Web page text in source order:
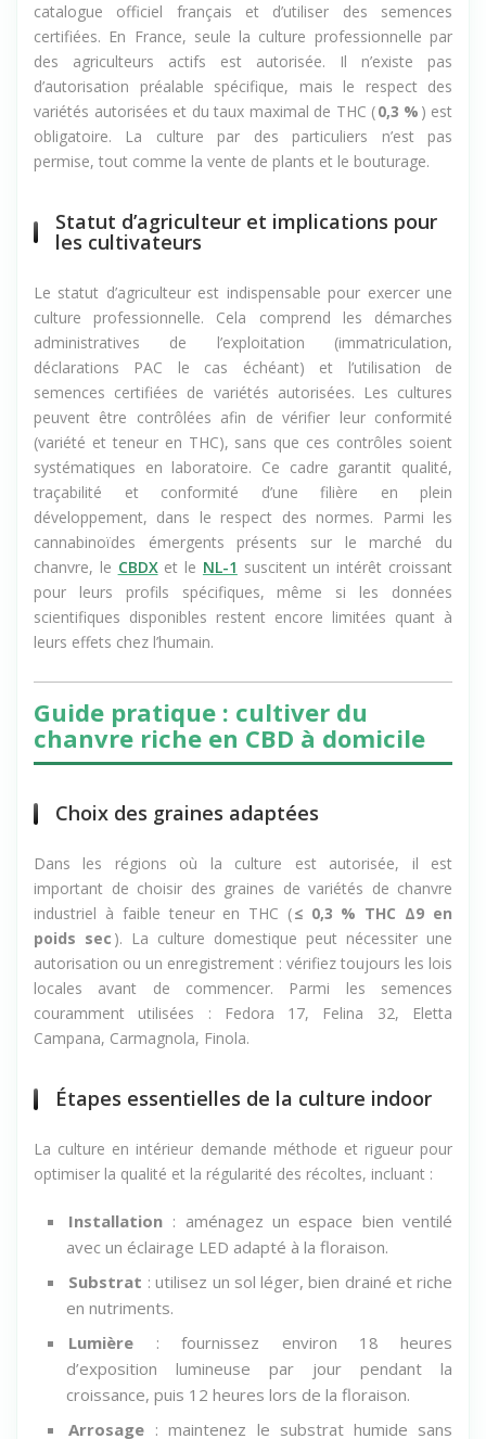
catalogue officiel français et d’utiliser des semences
certifiées. En France, seule la culture professionnelle par
des agriculteurs actifs est autorisée. Il n’existe pas
d’autorisation préalable spécifique, mais le respect des
variétés autorisées et du taux maximal de THC (0,3 % ) est
obligatoire. La culture par des particuliers n’est pas
permise, tout comme la vente de plants et le bouturage.
Statut d’agriculteur et implications pour
les cultivateurs
Le statut d’agriculteur est indispensable pour exercer une
culture professionnelle. Cela comprend les démarches
administratives de l’exploitation (immatriculation,
déclarations PAC le cas échéant) et l’utilisation de
semences certifiées de variétés autorisées. Les cultures
peuvent être contrôlées afin de vérifier leur conformité
(variété et teneur en THC), sans que ces contrôles soient
systématiques en laboratoire. Ce cadre garantit qualité,
traçabilité et conformité d’une filière en plein
développement, dans le respect des normes. Parmi les
cannabinoïdes émergents présents sur le marché du
chanvre, le CBDXet le NL-1 suscitent un intérêt croissant
pour leurs profils spécifiques, même si les données
scientifiques disponibles restent encore limitées quant à
leurs effets chez l’humain.
Guide pratique : cultiver du
chanvre riche en CBD à domicile
Choix des graines adaptées
Dans les régions où la culture est autorisée, il est
important de choisir des graines de variétés de chanvre
industriel à faible teneur en THC (≤ 0,3 % THC Δ9 en
poids sec ). La culture domestique peut nécessiter une
autorisation ou un enregistrement : vérifiez toujours les lois
locales avant de commencer. Parmi les semences
couramment utilisées : Fedora 17, Felina 32, Eletta
Campana, Carmagnola, Finola.
Étapes essentielles de la culture indoor
La culture en intérieur demande méthode et rigueur pour
optimiser la qualité et la régularité des récoltes, incluant :
Installation : aménagez un espace bien ventilé
avec un éclairage LED adapté à la floraison.
Substrat : utilisez un sol léger, bien drainé et riche
en nutriments.
Lumière : fournissez environ 18 heures
d’exposition lumineuse par jour pendant la
croissance, puis 12 heures lors de la floraison.
Arrosage : maintenez le substrat humide sans